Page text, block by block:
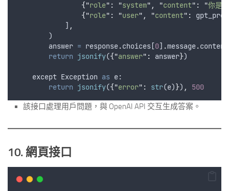
{"role" : "system" , "content" : "你是
{"role" : "user" , "content" :
            ]
,
        )
answer = response.choices [0] .message.content
return jsonify({"answer" : answer})
except Exception as e:
return jsonify({"error" : str(e) }) , 500
該接口處理用戶問題，與 OpenAI API 交互生成答案。
10. 網頁接口